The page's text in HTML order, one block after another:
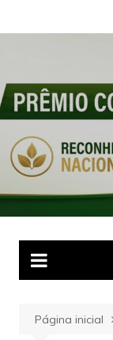
para
Página inicial